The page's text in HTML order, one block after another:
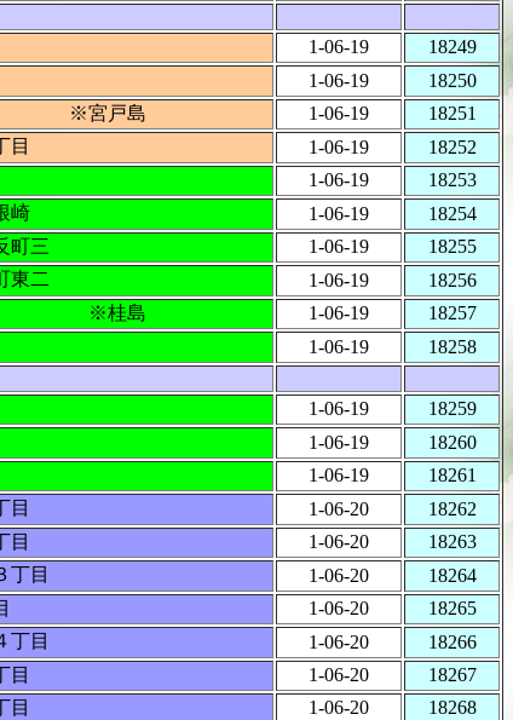
1-06-19
18249
1-06-19
18250
※宮戸島 1-06-19
18251
目 1-06-19
18252
1-06-19
18253
崎 1-06-19
18254
町三 1-06-19
18255
東二 1-06-19
18256
浜 ※桂島 1-06-19
18257
1-06-19 18258
1-06-19
18259
1-06-19
18260
1-06-19
18261
目 1-06-20
18262
目 1-06-20
18263
丁目 1-06-20
18264
1-06-20
18265
丁目 1-06-20
18266
目 1-06-20
18267
目 1-06-20 18268